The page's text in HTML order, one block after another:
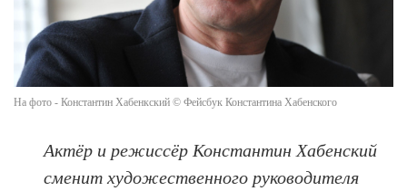
На фото - Константин Хабенкский © Фейсбук Константина Хабенского
Актёр и режиссёр Константин Хабенский
сменит художественного руководителя